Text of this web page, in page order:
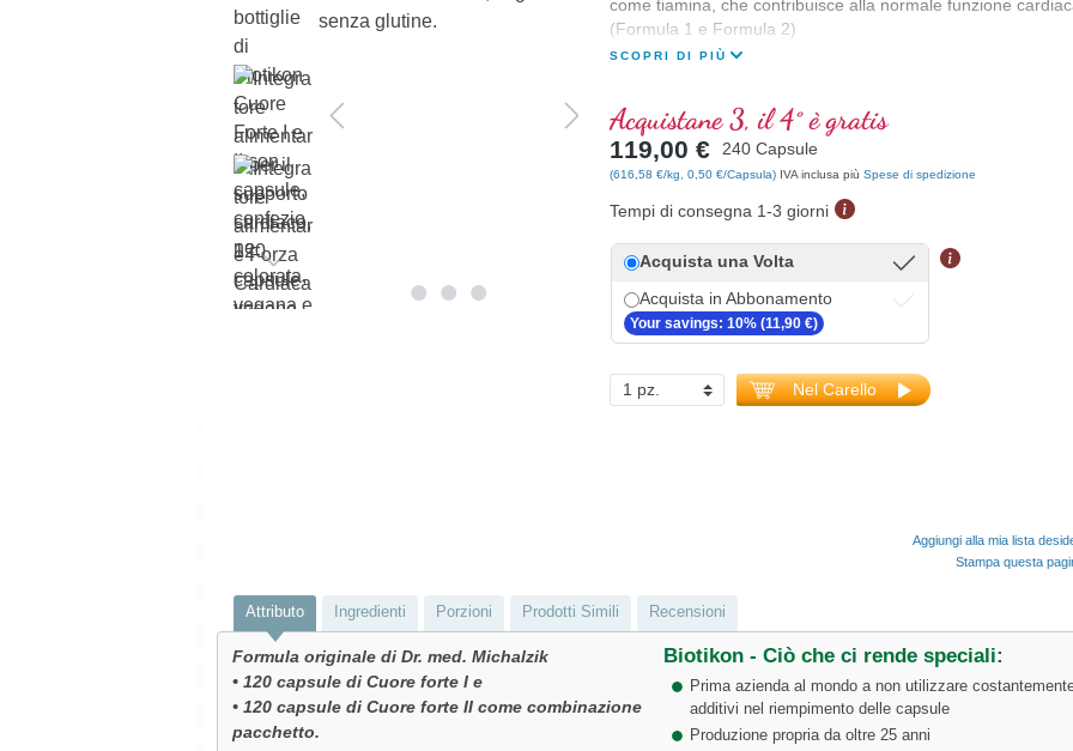
come tiamina, che contribuisce alla normale funzione
(Formula 1 e Formula 2)
SCOPRI DI PIÙ
Acquistane 3, il 4° è gratis
119,00 € 240 Capsule
(616,58 €/kg, 0,50 €/Capsula) IVA inclusa più Spese di spedizione
Tempi di consegna 1-3 giorni
Acquista una Volta
Acquista in Abbonamento
Your savings: 10% (11,90 €)
Nel Carello
Aggiungi alla mia lista
Stampa questa
Attributo Ingredienti Porzioni Prodotti Simili Recensioni
Formula originale di Dr. med. Michalzik
• 120 capsule di Cuore forte I e
• 120 capsule di Cuore forte II come combinazione
pacchetto.
Biotikon - Ciò che ci rende speciali:
Prima azienda al mondo a non utilizzare
additivi nel riempimento delle capsule
Produzione propria da oltre 25 anni